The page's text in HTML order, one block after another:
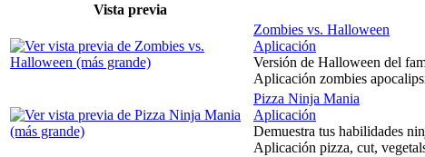
Vista previa
Zombies vs. Halloween
Aplicación
Versión de Halloween del
Aplicación zombies
Pizza Ninja Mania
Aplicación
Demuestra tus habilidades
Aplicación pizza, cut,